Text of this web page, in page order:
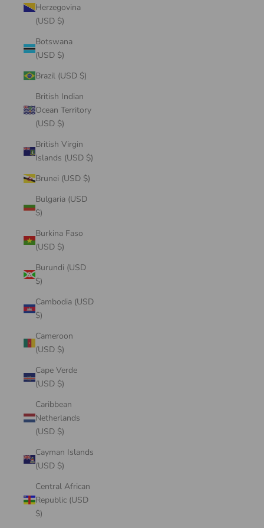
Herzegovina
(USD $)
Botswana
(USD $)
Brazil (USD $)
British Indian
Ocean Territory
(USD $)
British Virgin
Islands (USD $)
Brunei (USD $)
Bulgaria (USD
$)
Burkina Faso
(USD $)
Burundi (USD
$)
Cambodia (USD
$)
Cameroon
(USD $)
Cape Verde
(USD $)
Caribbean
Netherlands
(USD $)
Cayman Islands
(USD $)
Central African
Republic (USD
$)